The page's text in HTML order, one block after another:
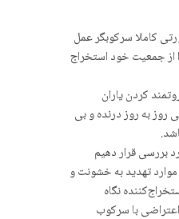
کاملا سرکوبگر عمل
از جمعیت خود استخراج
کردن یاران
به روز درنده و بی
بررسی قرار دهیم
موارد تهدید به خشونت و
نگاه
با سرکوب